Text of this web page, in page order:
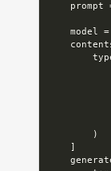
    prompt
    model
=
)
]